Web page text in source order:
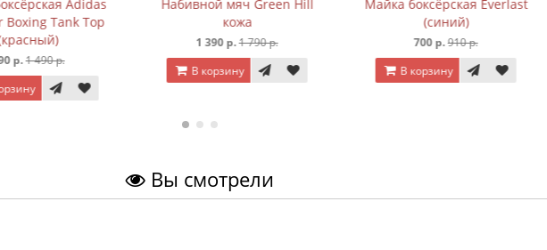
Adidas
Tank Top
р.
Набивной мяч Green Hill
1 390 р. 1 790 р.
В корзину
Майка боксёрская Everlast
(синий)
910 р.
В корзину
Вы смотрели